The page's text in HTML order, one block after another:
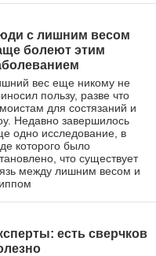
с лишним весом
болеют этим
вес еще никому не
пользу, разве что
для состязаний и
Недавно завершилось
одно исследование, в
которого было
что существует
между лишним весом и
есть сверчков